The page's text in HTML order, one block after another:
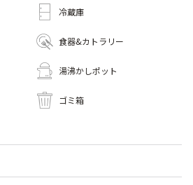
冷蔵庫
食器&カトラリー
湯沸かしポット
ゴミ箱